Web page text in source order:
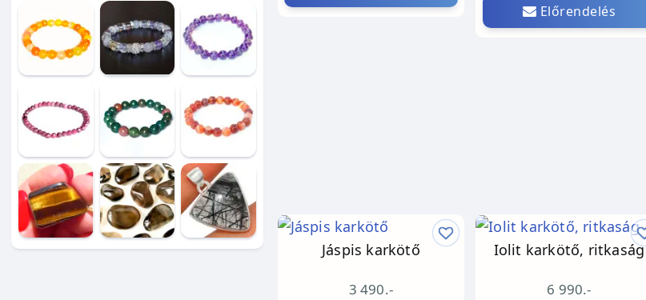
Előrendelés
Jáspis karkötő
3 490.-
Iolit karkötő, ritkaság
6 990.-